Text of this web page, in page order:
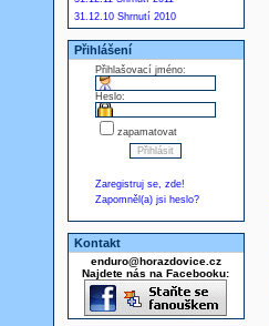
31.12.10 Shrnutí 2010
Přihlášení
Přihlašovací jméno:
Heslo:
zapamatovat
Zaregistruj se, zde!
Zapomněl(a) jsi heslo?
Kontakt
enduro@horazdovice.cz
Najdete nás na Facebooku: